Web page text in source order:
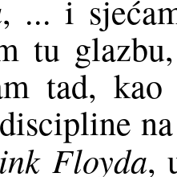
, ... i
tu
tad,
Floyda,